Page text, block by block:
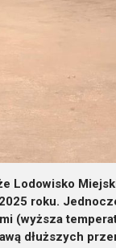
Lodowisko
roku.
(wyższa
dłuższych